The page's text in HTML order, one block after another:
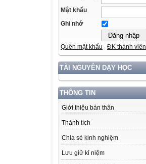
Mật khẩu
Ghi nhớ
Quên mật khẩu ĐK thành viên
TÀI NGUYÊN DẠY HỌC
THÔNG TIN
Giới thiệu bản thân
Thành tích
Chia sẻ kinh nghiệm
Lưu giữ kỉ niệm